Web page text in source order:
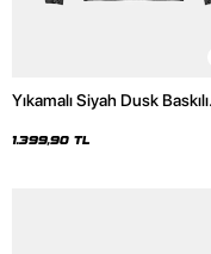
Yıkamalı Siyah Dusk Baskılı
1.399,90 TL